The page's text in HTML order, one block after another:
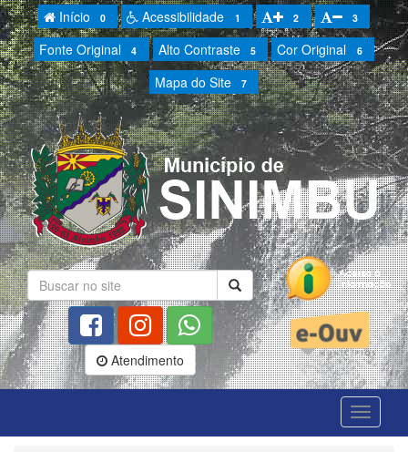
Início 0 Acessibilidade 1 2 3
Fonte Original 4 Alto Contraste 5 Cor Original 6
Mapa do Site 7
Atendimento